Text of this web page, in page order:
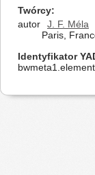
Twórcy
autor
J. F. Méla
Paris,
Identyfikator